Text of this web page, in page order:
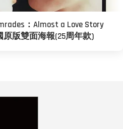
：Almost a Love Story
原版雙面海報(25周年款)